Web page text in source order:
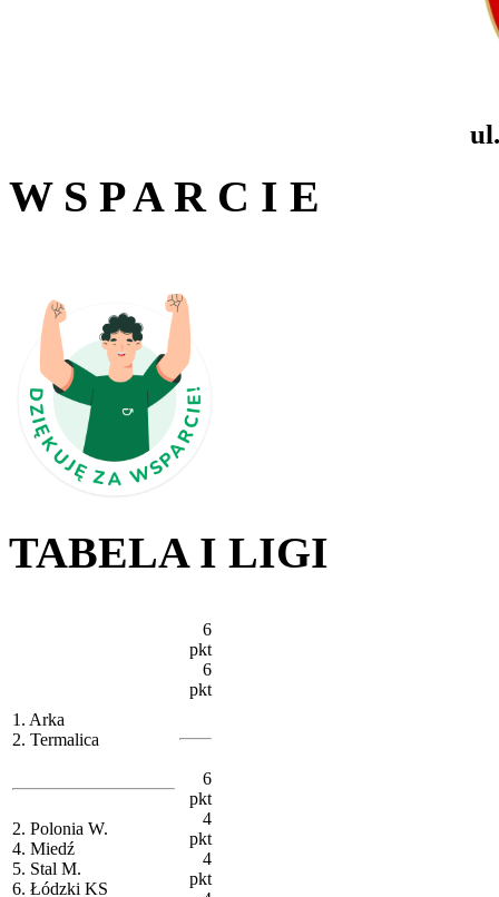
W S P A R C I E
TABELA I LIGI
1. Arka
2. Termalica
2. Polonia W.
4. Miedź
5. Stal M.
6. Łódzki KS
6
pkt
6
pkt
6
pkt
4
pkt
4
pkt